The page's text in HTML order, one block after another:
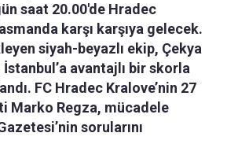
saat 20.00'de Hradec
karşı karşıya gelecek.
siyah-beyazlı ekip, Çekya
avantajlı bir skorla
FC Hradec Kralove’nin 27
Marko Regza, mücadele
sorularını